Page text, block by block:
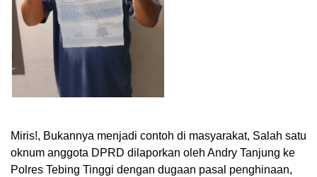
Miris!, Bukannya menjadi contoh di masyarakat, Salah satu
oknum anggota DPRD dilaporkan oleh Andry Tanjung ke
Polres Tebing Tinggi dengan dugaan pasal penghinaan,